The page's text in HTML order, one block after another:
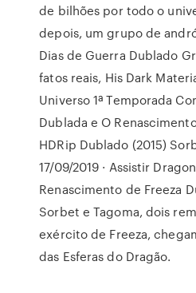
de bilhões por todo o
depois, um grupo de
Dias de Guerra Dublado
fatos reais, His Dark
Universo 1ª Temporada
Dublada e O
HDRip Dublado (2015)
17/09/2019 · Assistir
Renascimento de Freeza
Sorbet e Tagoma, dois
exército de Freeza,
das Esferas do Dragão.